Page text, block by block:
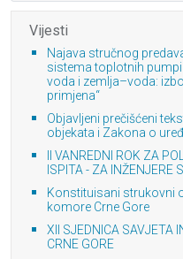
Vijesti
Najava stručnog
sistema toplotnih
voda i zemlja–voda:
primjena“
Objavljeni prečišćeni
objekata i Zakona o
II VANREDNI ROK ZA
ISPITA - ZA INŽENJERE
Konstituisani strukovni
komore Crne Gore
XII SJEDNICA SAVJETA
CRNE GORE